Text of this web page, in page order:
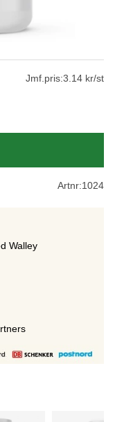
Jmf.pris:3.14 kr/st
Artnr:1024
Walley